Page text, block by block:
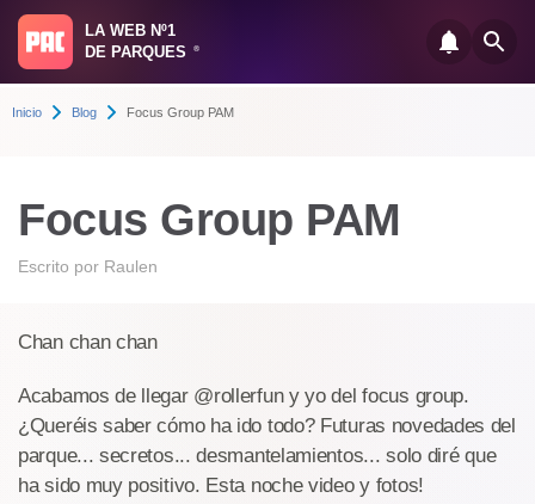
LA WEB Nº1
DE PARQUES
®
Inicio Blog Focus Group PAM
Focus Group PAM
Escrito por Raulen
Chan chan chan
Acabamos de llegar @rollerfun y yo del focus group.
¿Queréis saber cómo ha ido todo? Futuras novedades del
parque... secretos... desmantelamientos... solo diré que
ha sido muy positivo. Esta noche video y fotos!